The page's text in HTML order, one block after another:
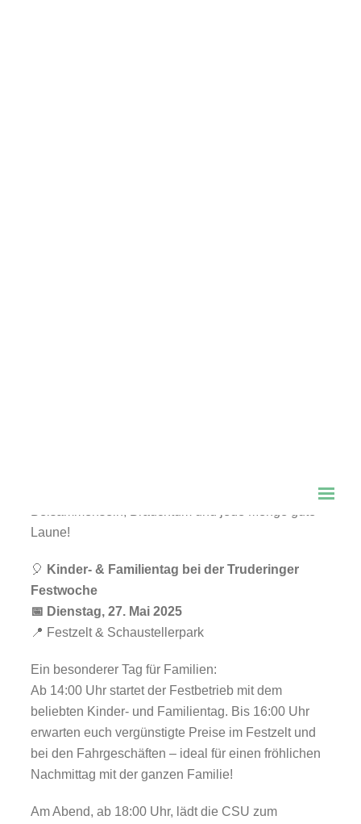
Laune!
🎈 Kinder- & Familientag bei der Truderinger
Festwoche
📅 Dienstag, 27. Mai 2025
📍 Festzelt & Schaustellerpark
Ein besonderer Tag für Familien:
Ab 14:00 Uhr startet der Festbetrieb mit dem
beliebten Kinder- und Familientag. Bis 16:00 Uhr
erwarten euch vergünstigte Preise im Festzelt und
bei den Fahrgeschäften – ideal für einen fröhlichen
Nachmittag mit der ganzen Familie!
Am Abend, ab 18:00 Uhr, lädt die CSU zum